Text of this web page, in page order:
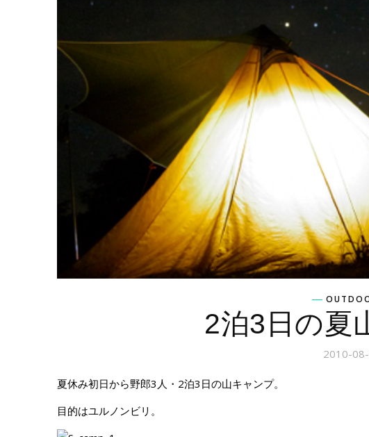
2泊3日の夏
2010-
夏休み初日から野郎3人・2泊3日の山キャンプ。
目的はユルノンビリ。